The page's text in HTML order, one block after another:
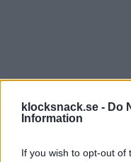
klocksnack.se - Do
Information
If you wish to opt-out of